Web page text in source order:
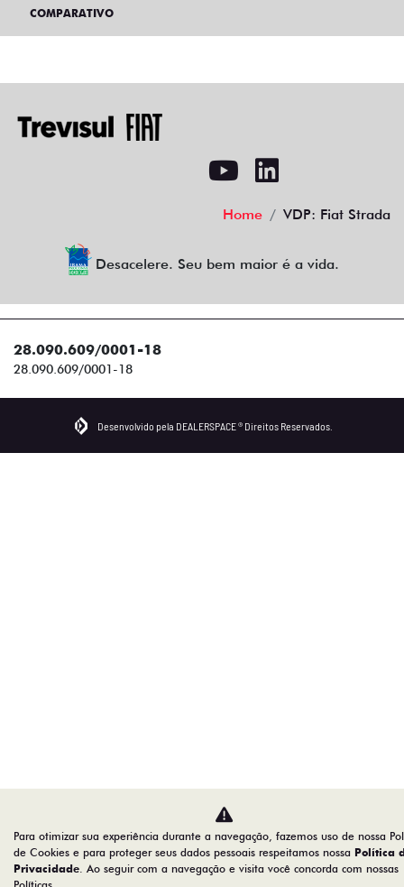
COMPARATIVO
Home VDP: Fiat Strada
Desacelere. Seu bem maior é a vida.
28.090.609/0001-18
28.090.609/0001-18
Desenvolvido pela DEALERSPACE ® Direitos Reservados.
Para otimizar sua experiência durante a navegação, fazemos uso de nossa
de Cookies e para proteger seus dados pessoais respeitamos nossa Política
Privacidade. Ao seguir com a navegação e visita você concorda com nossas